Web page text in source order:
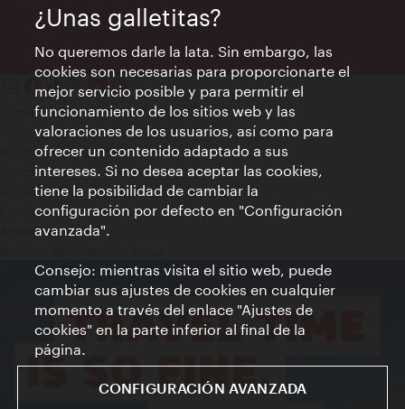
Contacto
Aviso legal
Política de privacidad de datos
Terms of Use
Accesibilidad
Contacto para la prensa
Ajustes de cookie
¿Unas galletitas?
No queremos darle la lata. Sin embargo, las
cookies son necesarias para proporcionarte el
mejor servicio posible y para permitir el
funcionamiento de los sitios web y las
valoraciones de los usuarios, así como para
ofrecer un contenido adaptado a sus
intereses. Si no desea aceptar las cookies,
tiene la posibilidad de cambiar la
configuración por defecto en "Configuración
avanzada".
Consejo: mientras visita el sitio web, puede
cambiar sus ajustes de cookies en cualquier
momento a través del enlace "Ajustes de
cookies" en la parte inferior al final de la
página.
CONFIGURACIÓN AVANZADA